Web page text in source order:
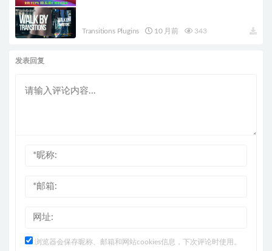
Transitions Plugins 10 月前 343
发表回复
浏览器会保存昵称、邮箱和网站cookies信息，下次评论时使用。